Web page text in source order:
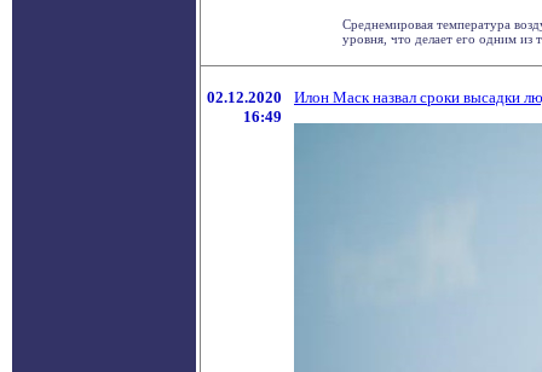
Среднемировая температура
уровня, что делает его одним из
02.12.2020
16:49
Илон Маск назвал сроки высадки